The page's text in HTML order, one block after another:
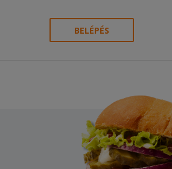
BELÉPÉS